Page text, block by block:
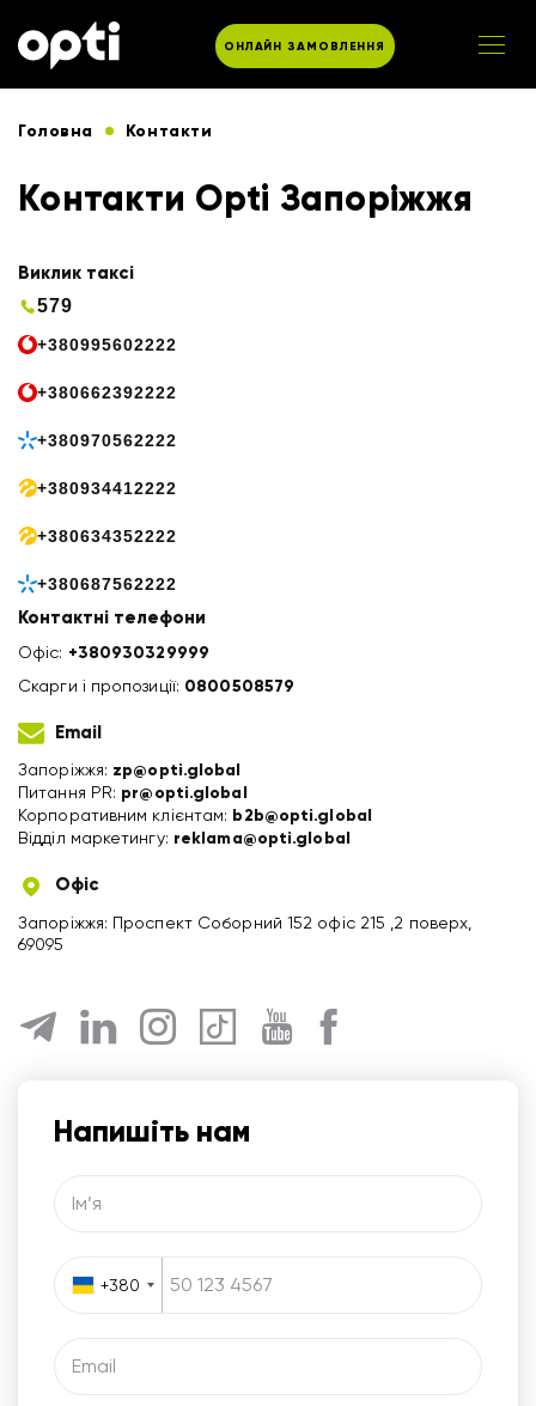
ОНЛАЙН ЗАМОВЛЕННЯ
Головна Контакти
Контакти Opti Запоріжжя
Виклик таксі
579
+380995602222
+380662392222
+380970562222
+380934412222
+380634352222
+380687562222
Контактні телефони
Офіс: +380930329999
Скарги і пропозиції: 0800508579
Email
Запоріжжя: zp@opti.global
Питання PR: pr@opti.global
Корпоративним клієнтам: b2b@opti.global
Відділ маркетингу: reklama@opti.global
Офіс
Запоріжжя: Проспект Соборний 152 офіс 215 ,2 поверх,
69095
Напишіть нам
Iм’я
+380
Email